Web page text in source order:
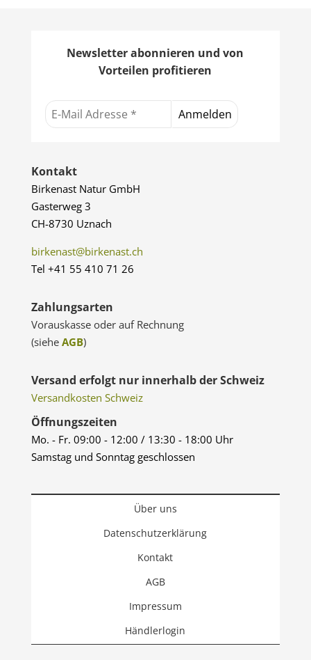
Newsletter abonnieren und von
Vorteilen profitieren
Kontakt
Birkenast Natur GmbH
Gasterweg 3
CH-8730 Uznach
birkenast@birkenast.ch
Tel +41 55 410 71 26
Zahlungsarten
Vorauskasse oder auf Rechnung
(siehe AGB)
Versand erfolgt nur innerhalb der Schweiz
Versandkosten Schweiz
Öffnungszeiten
Mo. - Fr. 09:00 - 12:00 / 13:30 - 18:00 Uhr
Samstag und Sonntag geschlossen
Über uns
Datenschutzerklärung
Kontakt
AGB
Impressum
Händlerlogin